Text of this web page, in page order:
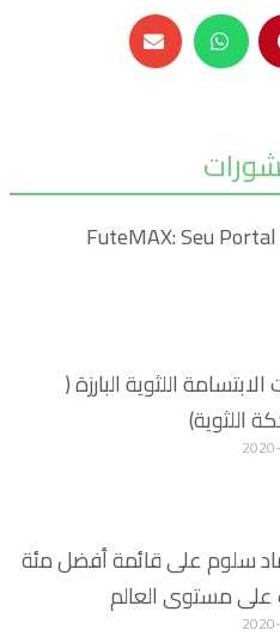
FuteMAX: Seu
اللثوية البارزة (
اللثوية)
سلوم على قائمة أفضل مئة
على مستوى العالم